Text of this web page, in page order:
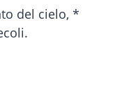
del cielo, *